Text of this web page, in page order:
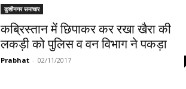
कुशीनगर समाचार
कब्रिस्तान में छिपाकर कर रखा खैरा की
लकड़ी को पुलिस व वन विभाग ने पकड़ा
Prabhat - 02/11/2017